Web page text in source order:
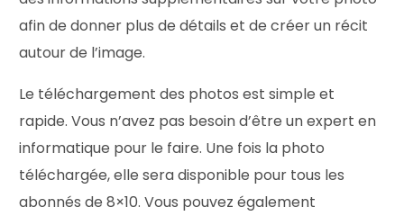
afin de donner plus de détails et de créer un récit
autour de l’image.
Le téléchargement des photos est simple et
rapide. Vous n’avez pas besoin d’être un expert en
informatique pour le faire. Une fois la photo
téléchargée, elle sera disponible pour tous les
abonnés de 8×10. Vous pouvez également